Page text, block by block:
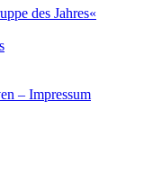
des Jahres«
– Impressum